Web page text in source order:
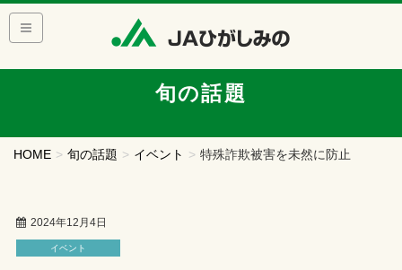
旬の話題
HOME 旬の話題 イベント 特殊詐欺被害を未然に防止
2024年12月4日
イベント